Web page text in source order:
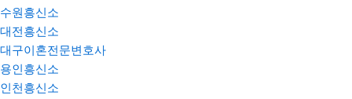
수원흥신소
대전흥신소
대구이혼전문변호사
용인흥신소
인천흥신소